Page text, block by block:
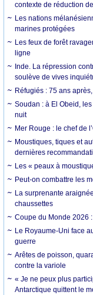
contexte de réduction
Les nations
marines protégées
Les feux de forêt
ligne
Inde. La répression
soulève de vives
Réfugiés : 75 ans
Soudan : à El Obeid,
nuit
Mer Rouge : le chef de
Moustiques, tiques et
dernières
Les « peaux à
Peut-on combattre les
La surprenante
chaussettes
Coupe du Monde 2026
Le Royaume-Uni face
guerre
Arêtes de poisson,
contre la variole
« Je ne peux plus
Antarctique quittent le